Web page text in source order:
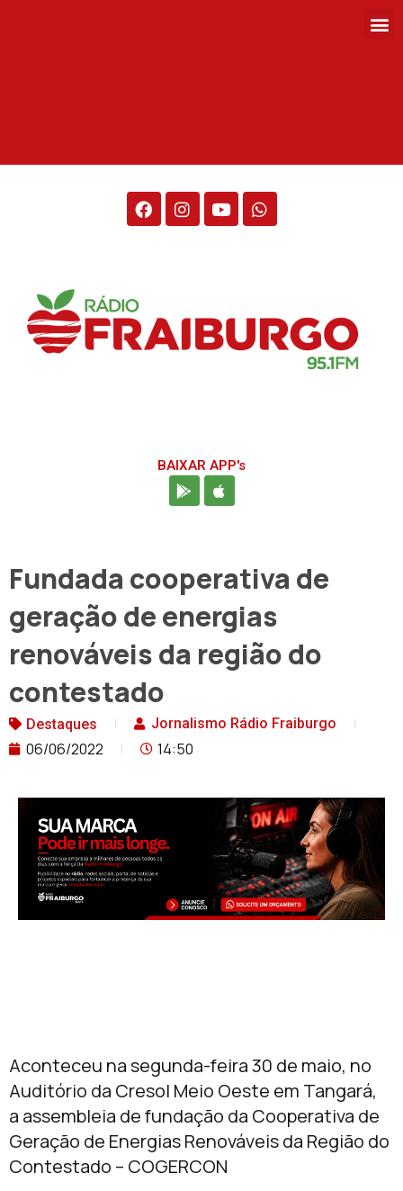
BAIXAR APP's
Fundada cooperativa de
geração de energias
renováveis da região do
contestado
Destaques Jornalismo Rádio Fraiburgo
06/06/2022 14:50
Aconteceu na segunda-feira 30 de maio, no
Auditório da Cresol Meio Oeste em Tangará,
a assembleia de fundação da Cooperativa de
Geração de Energias Renováveis da Região do
Contestado – COGERCON